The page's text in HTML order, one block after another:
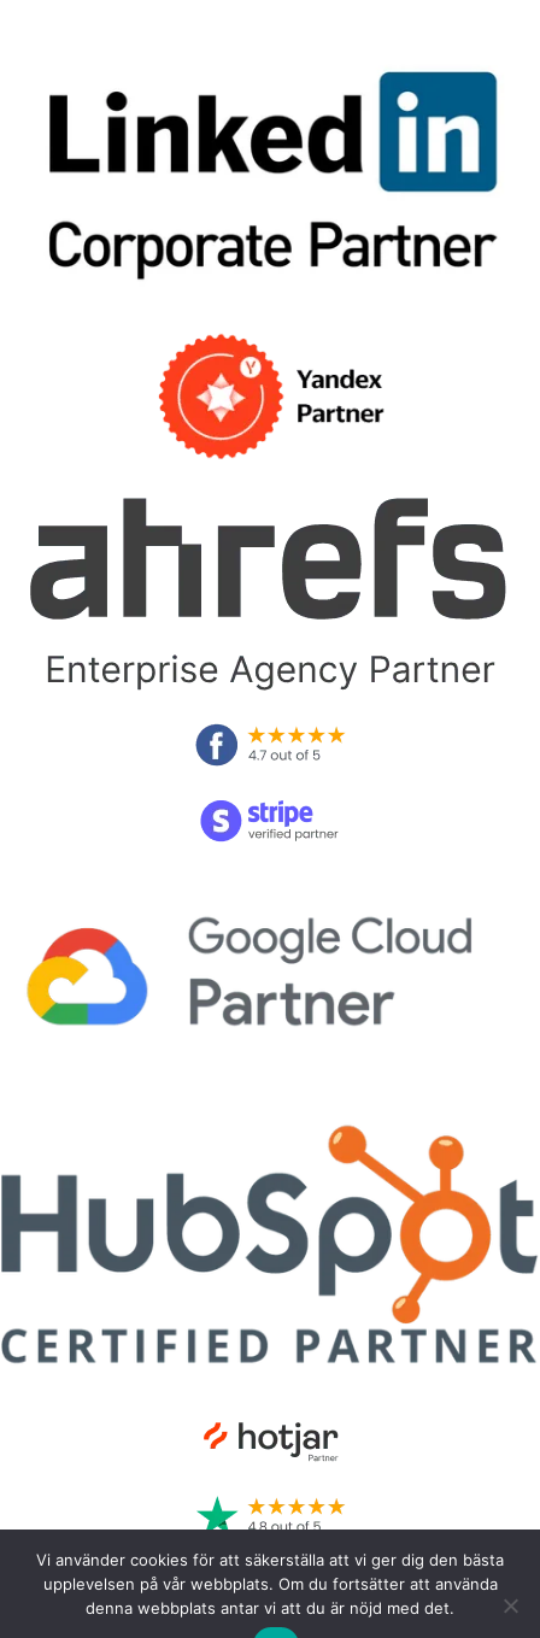
Vi använder cookies för att säkerställa att vi ger dig den bästa
upplevelsen på vår webbplats. Om du fortsätter att använda
denna webbplats antar vi att du är nöjd med det.